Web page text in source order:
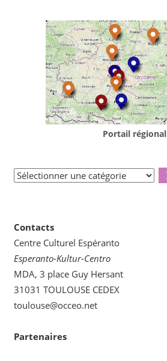
Portail régional
Sélectionner
Contacts
Centre Culturel Espéranto
Esperanto-Kultur-Centro
MDA, 3 place Guy Hersant
31031 TOULOUSE CEDEX
toulouse@occeo.net
Partenaires